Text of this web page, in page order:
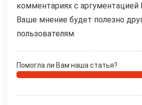
комментариях с
Ваше мнение будет полезно
пользователям.
Помогла ли Вам наша статья?